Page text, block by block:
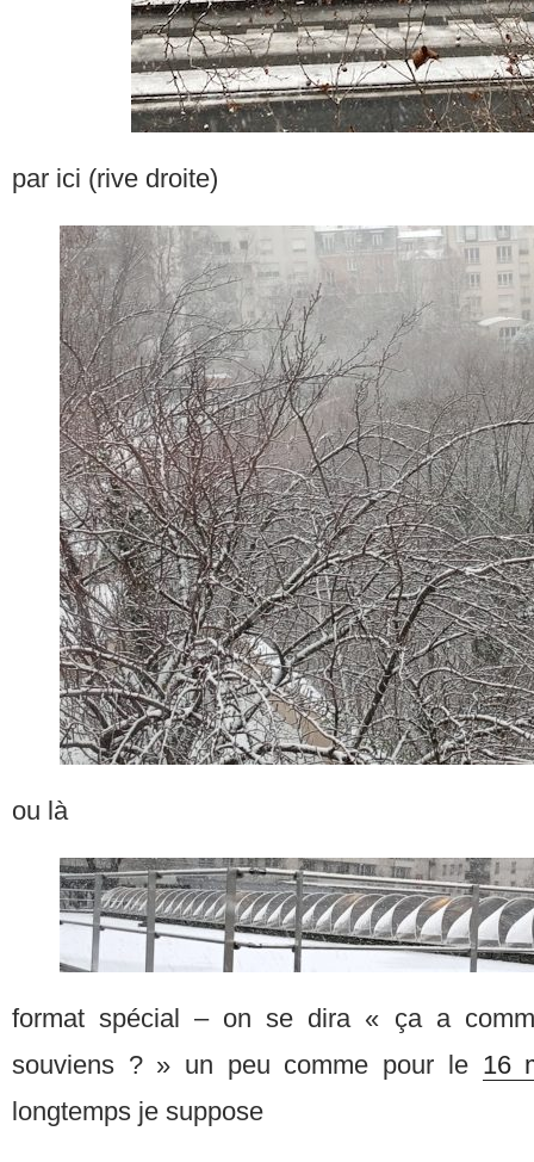
par ici (rive droite)
ou là
format spécial – on se dira « ça a
souviens ? » un peu comme pour le 16
longtemps je suppose